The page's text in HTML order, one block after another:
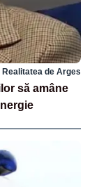
Realitatea de Arges
să amâne